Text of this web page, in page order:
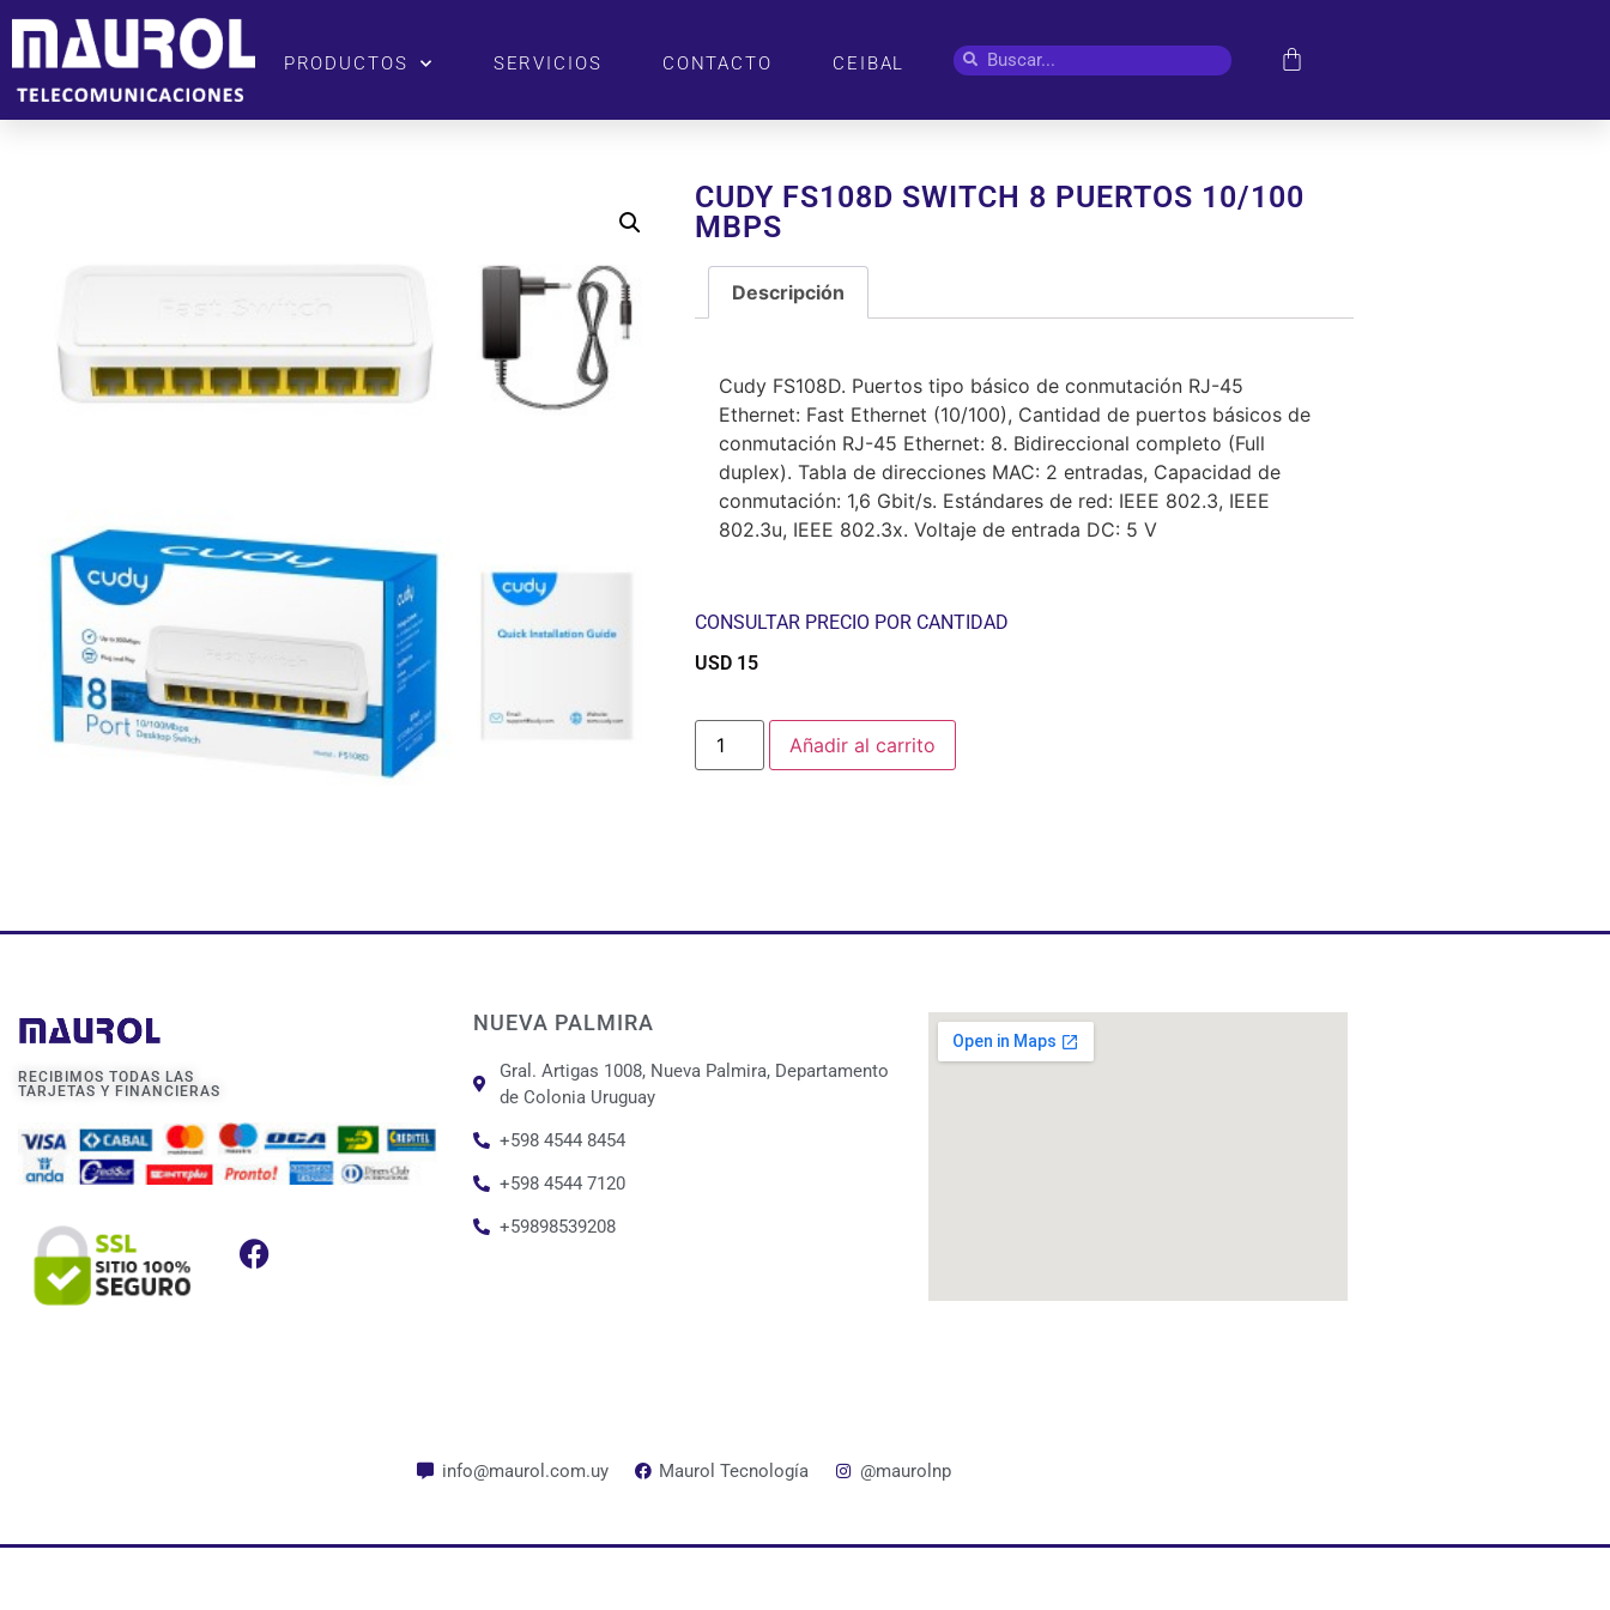
PRODUCTOS SERVICIOS CONTACTO CEIBAL
CUDY FS108D SWITCH 8 PUERTOS 10/100
MBPS
Descripción
Cudy FS108D. Puertos tipo básico de conmutación RJ-45
Ethernet: Fast Ethernet (10/100), Cantidad de puertos básicos de
conmutación RJ-45 Ethernet: 8. Bidireccional completo (Full
duplex). Tabla de direcciones MAC: 2 entradas, Capacidad de
conmutación: 1,6 Gbit/s. Estándares de red: IEEE 802.3, IEEE
802.3u, IEEE 802.3x. Voltaje de entrada DC: 5 V
CONSULTAR PRECIO POR CANTIDAD
USD 15
Añadir al carrito
RECIBIMOS TODAS LAS
TARJETAS Y FINANCIERAS
NUEVA PALMIRA
Gral. Artigas 1008, Nueva Palmira, Departamento
de Colonia Uruguay
+598 4544 8454
+598 4544 7120
+59898539208
info@maurol.com.uy Maurol Tecnología @maurolnp